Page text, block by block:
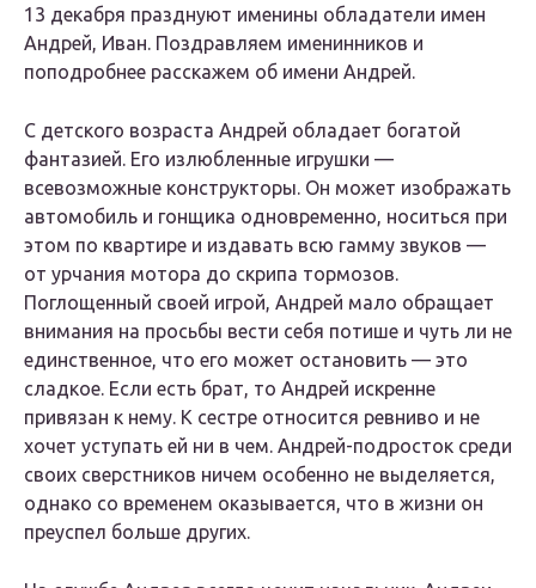
13 декабря празднуют именины обладатели имен
Андрей, Иван. Поздравляем именинников и
поподробнее расскажем об имени Андрей.
С детского возраста Андрей обладает богатой
фантазией. Его излюбленные игрушки —
всевозможные конструкторы. Он может изображать
автомобиль и гонщика одновременно, носиться при
этом по квартире и издавать всю гамму звуков —
от урчания мотора до скрипа тормозов.
Поглощенный своей игрой, Андрей мало обращает
внимания на просьбы вести себя потише и чуть ли не
единственное, что его может остановить — это
сладкое. Если есть брат, то Андрей искренне
привязан к нему. К сестре относится ревниво и не
хочет уступать ей ни в чем. Андрей-подросток среди
своих сверстников ничем особенно не выделяется,
однако со временем оказывается, что в жизни он
преуспел больше других.